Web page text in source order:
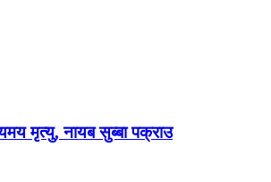
मृत्यु, नायब सुब्बा पक्राउ